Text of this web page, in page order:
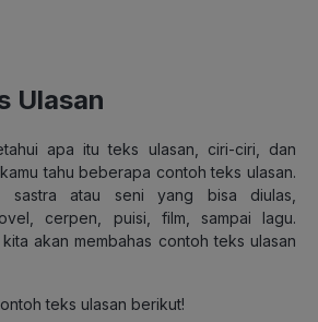
Ulasan
apa itu teks ulasan, ciri-ciri, dan
tahu beberapa contoh teks ulasan.
sastra atau seni yang bisa diulas,
cerpen, puisi, film, sampai lagu.
akan membahas contoh teks ulasan
teks ulasan berikut!